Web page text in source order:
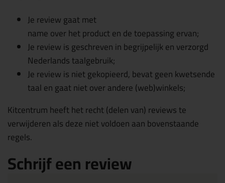
Je review gaat met
name over het product en de toepassing ervan;
Je review is geschreven in begrijpelijk en verzorgd
Nederlands taalgebruik;
Je review is niet gekopieerd, bevat geen kwetsende
taal en gaat niet over andere (web)winkels;
Kitcentrum heeft het recht (delen van) reviews te
verwijderen als deze niet voldoen aan bovenstaande
regels.
Schrijf een review